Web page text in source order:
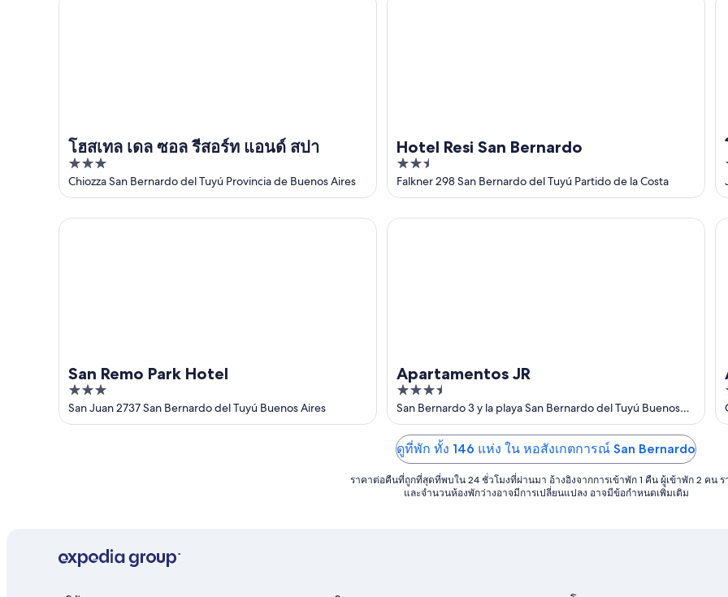
โฮสเทล เดล ซอล รีสอร์ท แอนด์ สปา
3
out
of
5
Chiozza San Bernardo del Tuyú Provincia de Buenos Aires
Hotel Resi San Bernardo
2.5
out
of
5
Falkner 298 San Bernardo del Tuyú Partido de la Costa
San Remo Park Hotel
3
out
of
San Juan 2737 San Bernardo del Tuyú Buenos Aires
San Remo Park Hotel
Apartamentos JR
3.5
out
of
5
San Bernardo 3 y la playa San Bernardo del Tuyú Buenos
Aires
Apartamentos JR
ดูที่พัก ทั้ง 146 แห่ง ใน หอสังเกตการณ์ San Bernardo
ราคาต่อคืนที่ถูกที่สุดที่พบใน 24 ชั่วโมงที่ผ่านมา อ้างอิงจากการเข้าพัก 1 คืน ผู้เข้าพัก 2 คน ร
และจำนวนห้องพักว่างอาจมีการเปลี่ยนแปลง อาจมีข้อกำหนดเพิ่มเติม